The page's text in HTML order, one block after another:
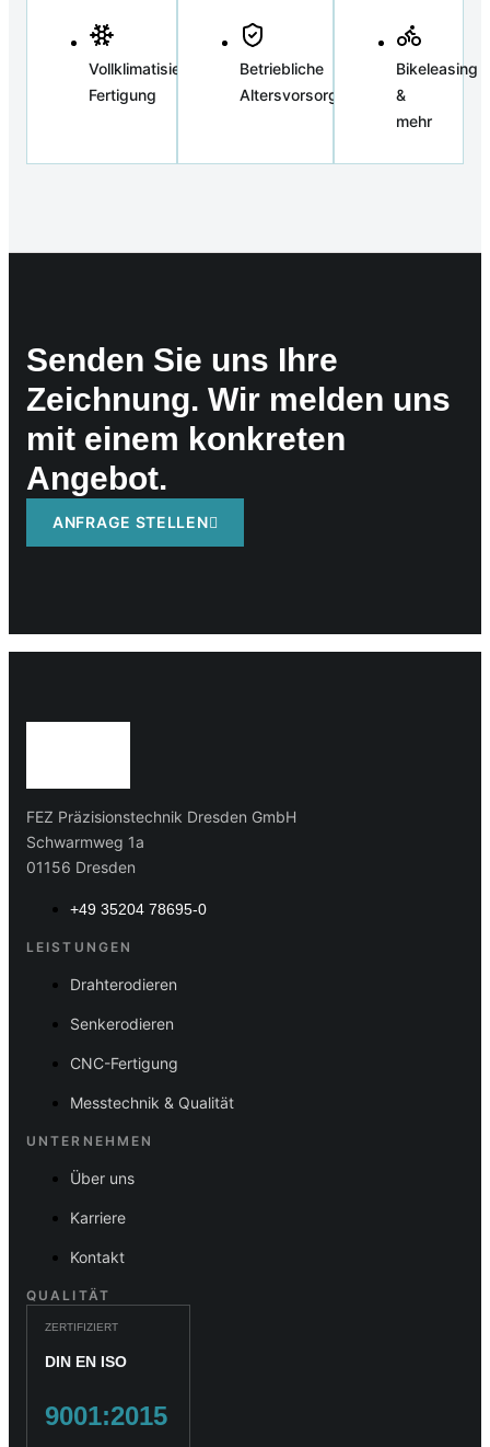
Vollklimatisierte
Fertigung
Betriebliche
Altersvorsorge
Bikeleasing
&
mehr
Senden Sie uns Ihre
Zeichnung. Wir melden uns
mit einem konkreten
Angebot.
ANFRAGE STELLEN
FEZ Präzisionstechnik Dresden GmbH
Schwarmweg 1a
01156 Dresden
+49 35204 78695-0
LEISTUNGEN
Drahterodieren
Senkerodieren
CNC-Fertigung
Messtechnik & Qualität
UNTERNEHMEN
Über uns
Karriere
Kontakt
QUALITÄT
ZERTIFIZIERT
DIN EN ISO
9001:2015